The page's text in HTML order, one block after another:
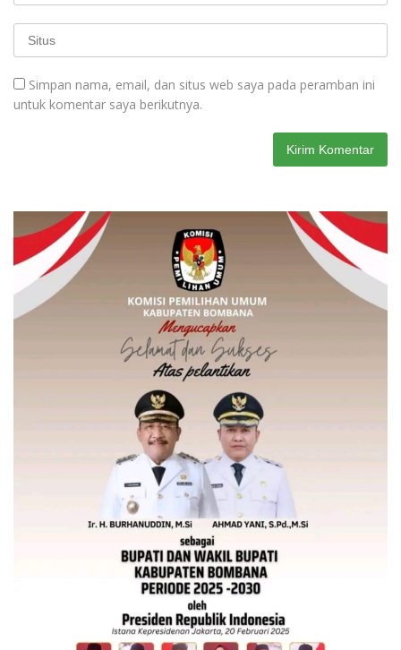
Simpan nama, email, dan situs web saya pada peramban ini
untuk komentar saya berikutnya.